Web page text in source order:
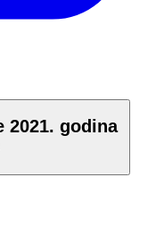
2021. godina